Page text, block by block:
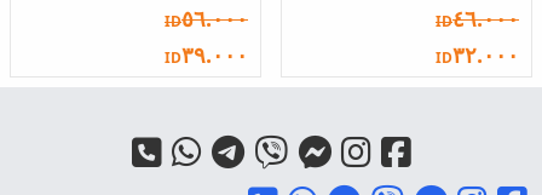
ID٤٦.٠٠٠
ID٣٢.٠٠٠
ID٥٦.٠٠٠
ID٣٩.٠٠٠